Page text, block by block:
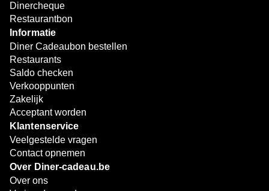
Dinercheque
Restaurantbon
Informatie
Diner Cadeaubon bestellen
Restaurants
Saldo checken
Verkooppunten
Zakelijk
Acceptant worden
Klantenservice
Veelgestelde vragen
Contact opnemen
Over Diner-cadeau.be
Over ons